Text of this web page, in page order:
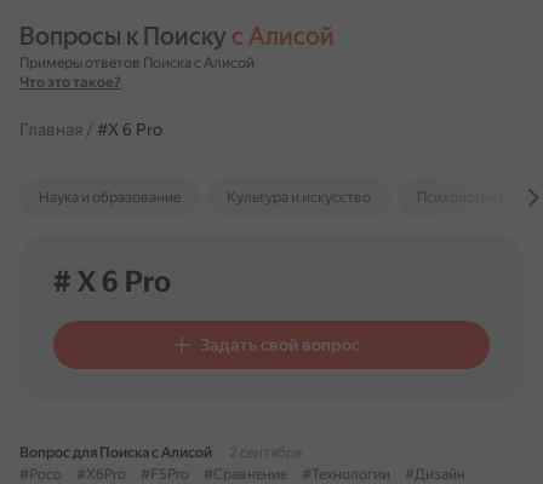
Вопросы к Поиску с Алисой
Примеры ответов Поиска с Алисой
Что это такое?
Главная / #X 6 Pro
Наука и образование Культура и искусство Психология и
# X 6 Pro
Задать свой вопрос
Вопрос для Поиска с Алисой
2 сентября
#Poco
#X6Pro #F5Pro #Сравнение #Технологии
#Дизайн